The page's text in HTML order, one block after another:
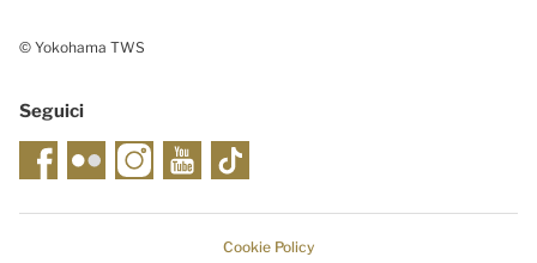
© Yokohama TWS
Seguici
Cookie Policy